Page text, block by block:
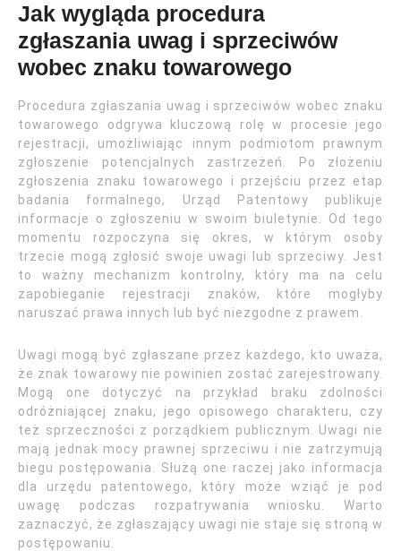
Jak wygląda procedura
zgłaszania uwag i sprzeciwów
wobec znaku towarowego
Procedura zgłaszania uwag i sprzeciwów wobec znaku
towarowego odgrywa kluczową rolę w procesie jego
rejestracji, umożliwiając innym podmiotom prawnym
zgłoszenie potencjalnych zastrzeżeń. Po złożeniu
zgłoszenia znaku towarowego i przejściu przez etap
badania formalnego, Urząd Patentowy publikuje
informacje o zgłoszeniu w swoim biuletynie. Od tego
momentu rozpoczyna się okres, w którym osoby
trzecie mogą zgłosić swoje uwagi lub sprzeciwy. Jest
to ważny mechanizm kontrolny, który ma na celu
zapobieganie rejestracji znaków, które mogłyby
naruszać prawa innych lub być niezgodne z prawem.
Uwagi mogą być zgłaszane przez każdego, kto uważa,
że znak towarowy nie powinien zostać zarejestrowany.
Mogą one dotyczyć na przykład braku zdolności
odróżniającej znaku, jego opisowego charakteru, czy
też sprzeczności z porządkiem publicznym. Uwagi nie
mają jednak mocy prawnej sprzeciwu i nie zatrzymują
biegu postępowania. Służą one raczej jako informacja
dla urzędu patentowego, który może wziąć je pod
uwagę podczas rozpatrywania wniosku. Warto
zaznaczyć, że zgłaszający uwagi nie staje się stroną w
postępowaniu.